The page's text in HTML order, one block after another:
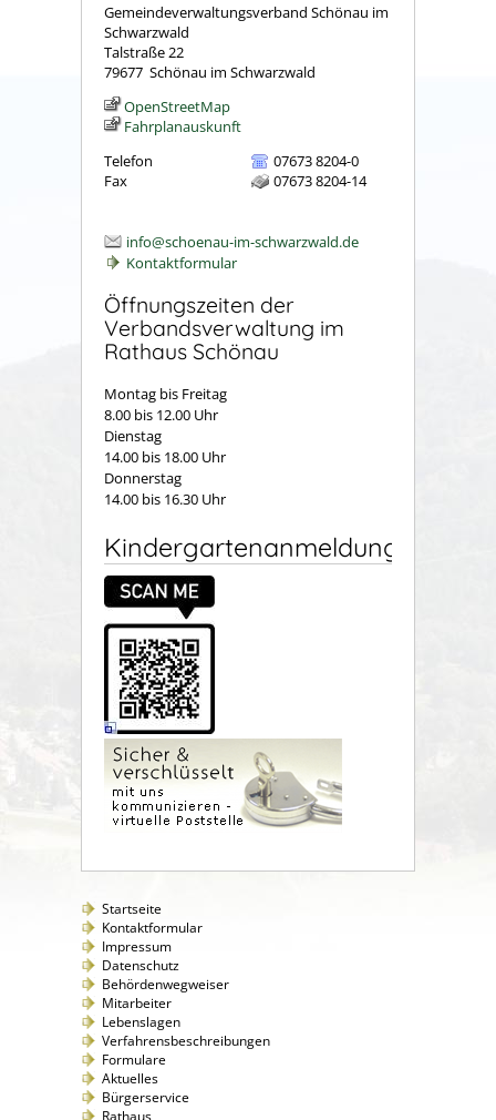
Gemeindeverwaltungsverband Schönau im
Schwarzwald
Talstraße 22
79677 Schönau im Schwarzwald
OpenStreetMap
Fahrplanauskunft
Telefon
07673 8204-0
Fax
07673 8204-14
info@schoenau-im-schwarzwald.de
Kontaktformular
Öffnungszeiten der
Verbandsverwaltung im
Rathaus Schönau
Montag bis Freitag
8.00 bis 12.00 Uhr
Dienstag
14.00 bis 18.00 Uhr
Donnerstag
14.00 bis 16.30 Uhr
Kindergartenanmeldung
Startseite
Kontaktformular
Impressum
Datenschutz
Behördenwegweiser
Mitarbeiter
Lebenslagen
Verfahrensbeschreibungen
Formulare
Aktuelles
Bürgerservice